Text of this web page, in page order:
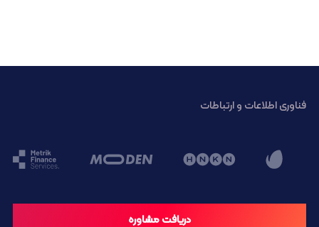
فناوری اطلاعات و ارتباطات
دریافت مشاوره